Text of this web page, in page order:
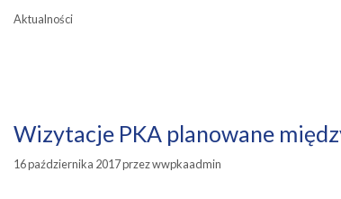
Kategorie
Aktualności
Wizytacje PKA planowane
16 października 2017przezwwpkaadmin